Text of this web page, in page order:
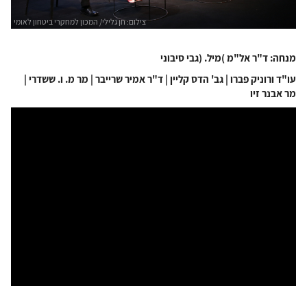
מנחה: ד"ראל"מ)מיל. (גביסיבוני
עו"ד ורוניקפברו גב' הדסקליין ד"ראמירשרייבר מר מ. ו. ששדרי
מראבנר זיו